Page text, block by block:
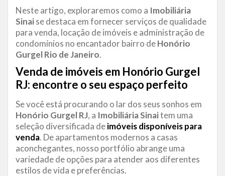
Neste artigo, exploraremos como a Imobiliária
Sinaise destaca em fornecer serviços de qualidade
para venda, locação de imóveis e administração de
condomínios no encantador bairro deHonório
Gurgel Rio de Janeiro.
Venda de imóveis em Honório Gurgel
RJ: encontre o seu espaço perfeito
Se você está procurando o lar dos seus sonhos em
Honório Gurgel RJ, a Imobiliária Sinaitem uma
seleção diversificada deimóveis disponíveis para
venda. De apartamentos modernos a casas
aconchegantes, nosso portfólio abrange uma
variedade de opções para atender aos diferentes
estilos de vida e preferências.